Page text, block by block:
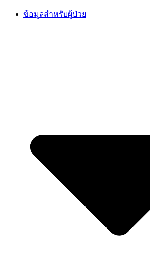
Skip
ข้อมูลสำหรับผู้ป่วย